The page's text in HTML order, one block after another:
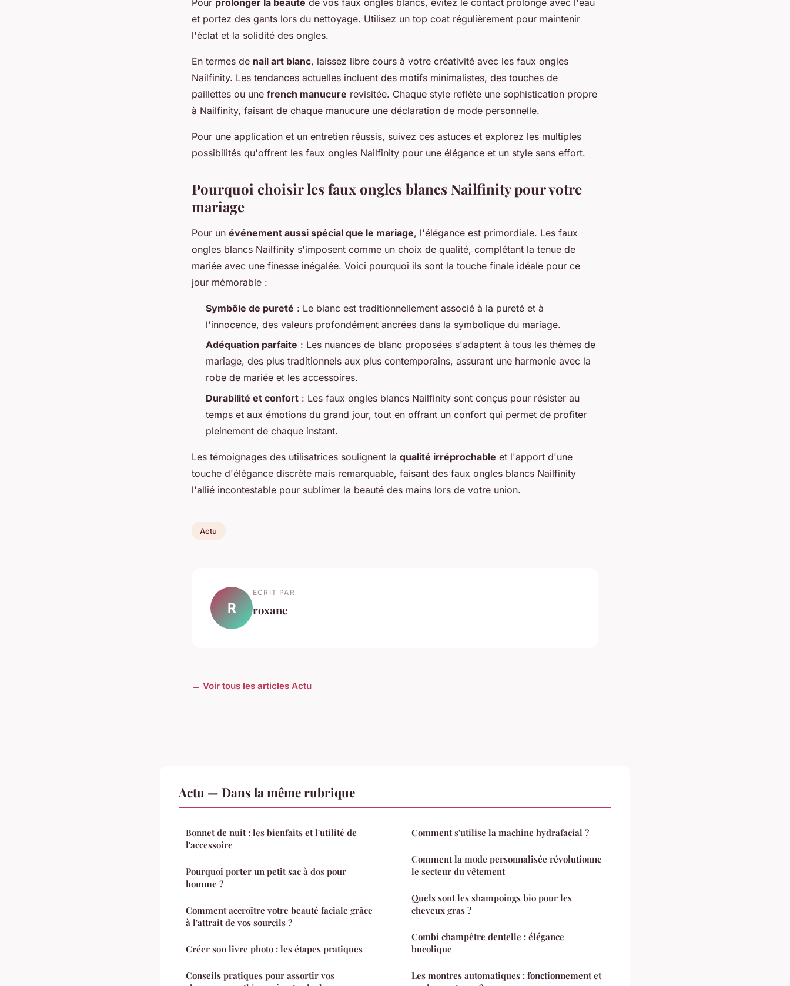
et portez des gants lors du nettoyage. Utilisez un top coat régulièrement pour maintenir
l'éclat et la solidité des ongles.
En termes de nail art blanc, laissez libre cours à votre créativité avec les faux ongles
Nailfinity. Les tendances actuelles incluent des motifs minimalistes, des touches de
paillettes ou une french manucure revisitée. Chaque style reflète une sophistication propre
à Nailfinity, faisant de chaque manucure une déclaration de mode personnelle.
Pour une application et un entretien réussis, suivez ces astuces et explorez les multiples
possibilités qu'offrent les faux ongles Nailfinity pour une élégance et un style sans effort.
Pourquoi choisir les faux ongles blancs Nailfinity pour votre
mariage
Pour un événement aussi spécial que le mariage, l'élégance est primordiale. Les faux
ongles blancs Nailfinity s'imposent comme un choix de qualité, complétant la tenue de
mariée avec une finesse inégalée. Voici pourquoi ils sont la touche finale idéale pour ce
jour mémorable :
Symbôle de pureté : Le blanc est traditionnellement associé à la pureté et à
l'innocence, des valeurs profondément ancrées dans la symbolique du mariage.
Adéquation parfaite : Les nuances de blanc proposées s'adaptent à tous les thèmes de
mariage, des plus traditionnels aux plus contemporains, assurant une harmonie avec la
robe de mariée et les accessoires.
Durabilité et confort : Les faux ongles blancs Nailfinity sont conçus pour résister au
temps et aux émotions du grand jour, tout en offrant un confort qui permet de profiter
pleinement de chaque instant.
Les témoignages des utilisatrices soulignent la qualité irréprochable et l'apport d'une
touche d'élégance discrète mais remarquable, faisant des faux ongles blancs Nailfinity
l'allié incontestable pour sublimer la beauté des mains lors de votre union.
Actu
R
ECRIT PAR
roxane
← Voir tous les articles Actu
Actu — Dans la même rubrique
Bonnet de nuit : les bienfaits et l'utilité de
l'accessoire
Pourquoi porter un petit sac à dos pour
homme ?
Comment accroître votre beauté faciale grâce
à l'attrait de vos sourcils ?
Créer son livre photo : les étapes pratiques
Conseils pratiques pour assortir vos
Comment s'utilise la machine hydrafacial ?
Comment la mode personnalisée révolutionne
le secteur du vêtement
Quels sont les shampoings bio pour les
cheveux gras ?
Combi champêtre dentelle : élégance
bucolique
Les montres automatiques : fonctionnement et